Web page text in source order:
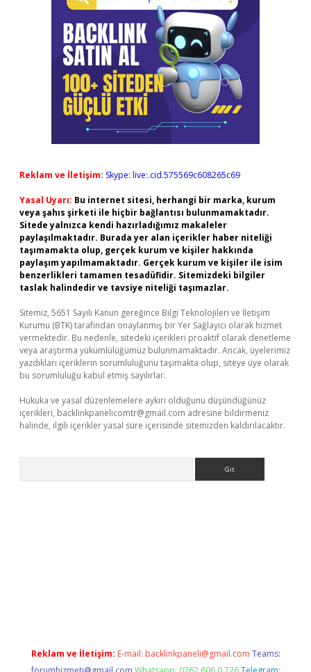
Reklam ve İletişim: Skype: live:.cid.575569c608265c69
Yasal Uyarı: Bu internet sitesi, herhangi bir marka, kurum
veya şahıs şirketi ile hiçbir bağlantısı bulunmamaktadır.
Sitede yalnızca kendi hazırladığımız makaleler
paylaşılmaktadır. Burada yer alan içerikler haber niteliği
taşımamakta olup, gerçek kurum ve kişiler hakkında
paylaşım yapılmamaktadır. Gerçek kurum ve kişiler ile isim
benzerlikleri tamamen tesadüfidir. Sitemizdeki bilgiler
taslak halindedir ve tavsiye niteliği taşımazlar.
Sitemiz, 5651 Sayılı Kanun gereğince Bilgi Teknolojileri ve İletişim
Kurumu (BTK) tarafından onaylanmış bir Yer Sağlayıcı olarak hizmet
vermektedir. Bu nedenle, sitedeki içerikleri proaktif olarak denetleme
veya araştırma yükümlülüğümüz bulunmamaktadır. Ancak, üyelerimiz
yazdıkları içeriklerin sorumluluğunu taşımakta olup, siteye üye olarak
bu sorumluluğu kabul etmiş sayılırlar.
Hukuka ve yasal düzenlemelere aykırı olduğunu düşündüğünüz
içerikleri, backlinkpanelicomtr@gmail.com adresine bildirmeniz
halinde, ilgili içerikler yasal süre içerisinde sitemizden kaldırılacaktır.
Reklam ve İletişim: E-mail: backlinkpaneli@gmail.com Teams: